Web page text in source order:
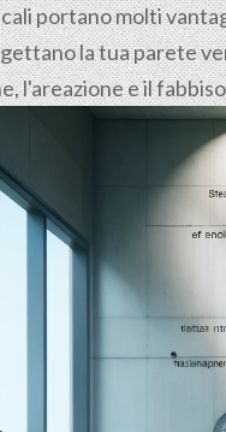
portano molti
la tua parete
l'areazione e il